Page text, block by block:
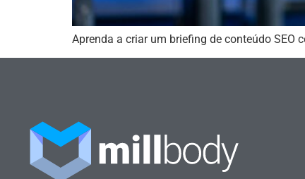
Aprenda a criar um briefing de conteúdo SEO